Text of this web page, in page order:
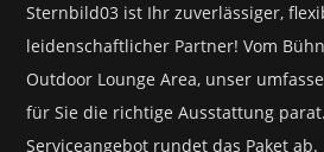
Sternbild03 ist Ihr zuverlässiger,
leidenschaftlicher Partner! Vom
Outdoor Lounge Area, unser
für Sie die richtige Ausstattung parat.
Serviceangebot rundet das Paket ab.